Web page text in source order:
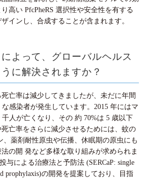
高い PfcPheRS 選択性や安全性を有する
インし、合成することが含まれます。
よって、グローバルヘルス
に解決されますか？
亡率は減少してきましたが、未だに年間
感染者が発生しています。2015 年にはマ
人が亡くなり、その 約 70%は 5 歳以下
亡率をさらに減少させるためには、蚊の
、薬剤耐性原虫や伝播、休眠期の原虫にも
の開 発など多様な取り組みが求められま
与による治療法と予防法 (SERCaP: single
prophylaxis)の開発を提案しており、目指